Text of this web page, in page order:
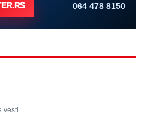
064 478 8150
vesti.